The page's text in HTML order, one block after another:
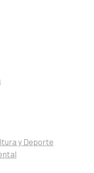
y Deporte